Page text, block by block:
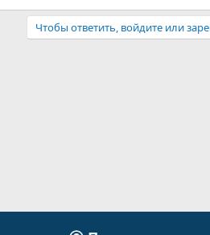
Чтобы ответить, войдите или